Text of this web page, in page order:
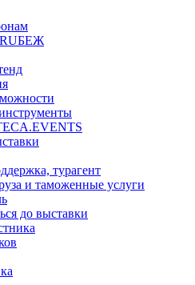
турагент
и таможенные услуги
до выставки